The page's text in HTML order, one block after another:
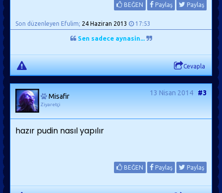
BEĞEN Paylaş Paylaş
Son düzenleyen Efulim; 24 Haziran 2013 17:53
Sen sadece aynasin...
Cevapla
Misafir
Ziyaretçi
13 Nisan 2014 #3
hazır pudin nasıl yapılır
BEĞEN Paylaş Paylaş